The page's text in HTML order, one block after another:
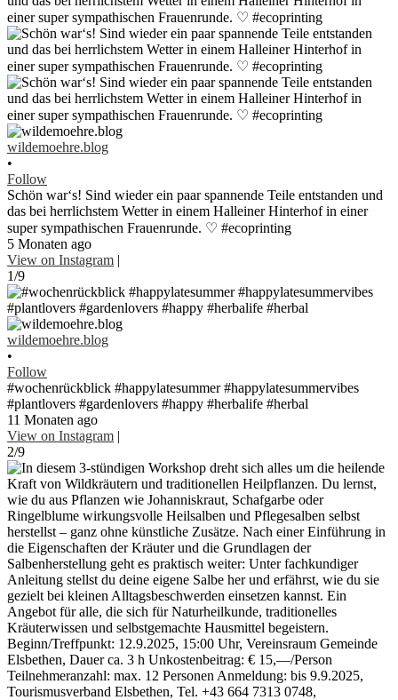
wildemoehre.blog
•
Follow
Schön war‘s! Sind wieder ein paar spannende Teile entstanden und
das bei herrlichstem Wetter in einem Halleiner Hinterhof in einer
super sympathischen Frauenrunde. ♡ #ecoprinting
5 Monaten ago
View on Instagram |
1/9
wildemoehre.blog
•
Follow
#wochenrückblick #happylatesummer #happylatesummervibes
#plantlovers #gardenlovers #happy #herbalife #herbal
11 Monaten ago
View on Instagram |
2/9